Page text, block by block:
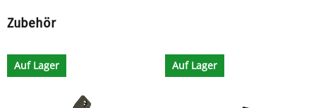
Zubehör
Auf Lager Auf Lager